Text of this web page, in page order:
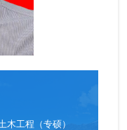
木工程（专硕）